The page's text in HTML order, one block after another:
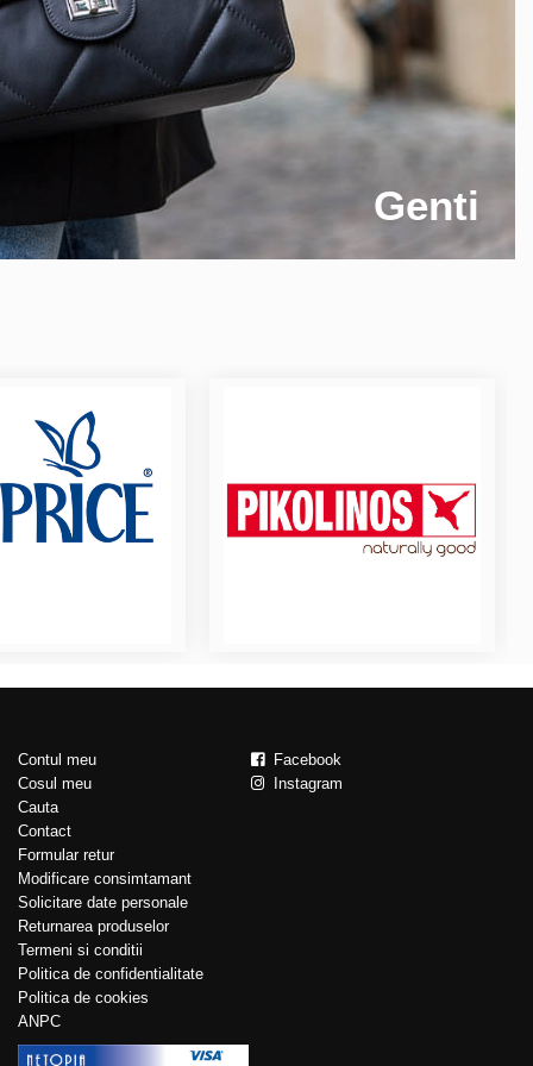
Genti
Contul meu
Cosul meu
Cauta
Contact
Formular retur
Modificare consimtamant
Solicitare date personale
Returnarea produselor
Termeni si conditii
Politica de confidentialitate
Politica de cookies
ANPC
Facebook
Instagram